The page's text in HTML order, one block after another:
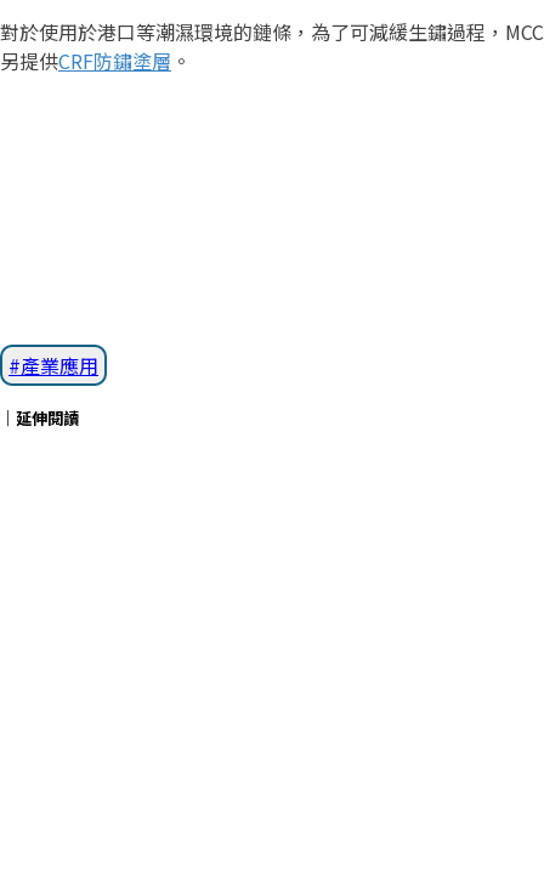
對於使用於港口等潮濕環境的鏈條，為了可減緩生鏽過程，MCC
另提供CRF防鏽塗層 。
產業應用
｜延伸閱讀